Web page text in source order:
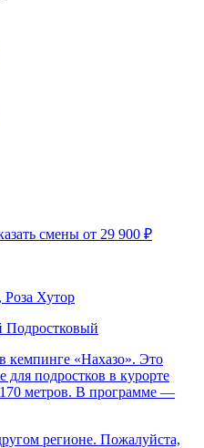
смены от 29 900 ₽
Хутор
Подростковый
кемпинге «Нахазо». Это
для подростков в курорте
метров. В программе —
регионе. Пожалуйста,